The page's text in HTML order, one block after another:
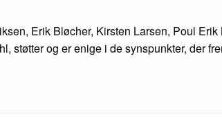
Erik Bløcher, Kirsten Larsen, Poul
støtter og er enige i de synspunkter, der